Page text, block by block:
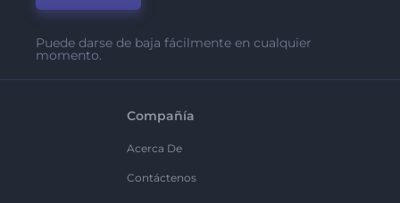
Puede darse de baja fácilmente en cualquier
momento.
Compañía
Acerca De
Contáctenos